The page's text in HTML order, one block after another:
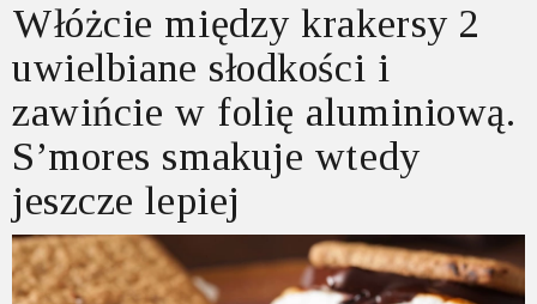
Włóżcie między krakersy 2
uwielbiane słodkości i
zawińcie w folię aluminiową.
S’mores smakuje wtedy
jeszcze lepiej